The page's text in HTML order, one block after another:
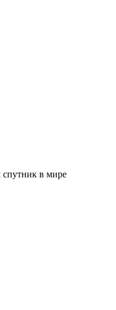
в мире